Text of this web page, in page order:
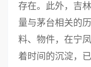
存在。此外，吉
量与茅台相关的
料、物件，在宁
着时间的沉淀，